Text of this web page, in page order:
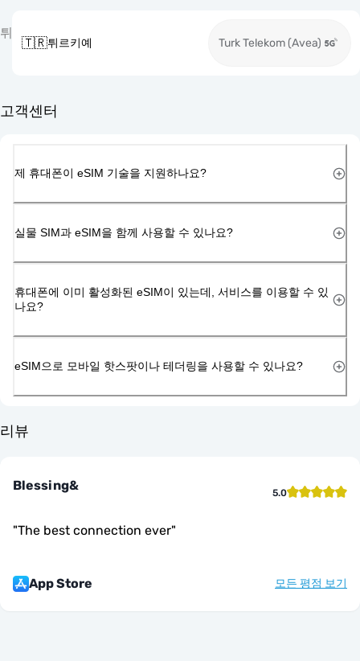
튀
🇹🇷튀르키예 Turk Telekom (Avea)
고객센터
제 휴대폰이 eSIM 기술을 지원하나요?
실물 SIM과 eSIM을 함께 사용할 수 있나요?
휴대폰에 이미 활성화된 eSIM이 있는데, 서비스를 이용할 수 있
나요?
eSIM으로 모바일 핫스팟이나 테더링을 사용할 수 있나요?
리뷰
Blessing& 5.0
"The best connection ever"
App Store 모든 평점 보기